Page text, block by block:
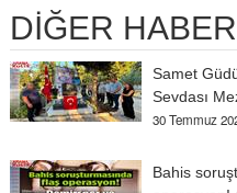
DİĞER
Samet
Sevdası
30 Temmuz
Bahis